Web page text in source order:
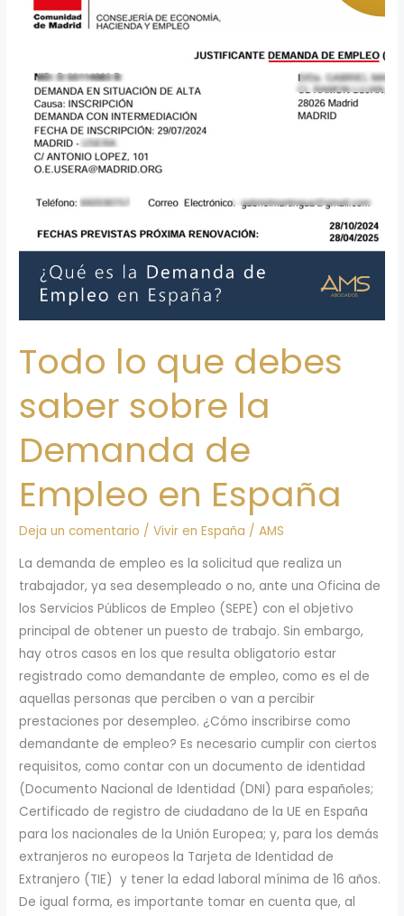
Todo lo que debes
saber sobre la
Demanda de
Empleo en España
Deja un comentario /Vivir en España /AMS
La demanda de empleo es la solicitud que realiza un
trabajador, ya sea desempleado o no, ante una Oficina de
los Servicios Públicos de Empleo (SEPE) con el objetivo
principal de obtener un puesto de trabajo. Sin embargo,
hay otros casos en los que resulta obligatorio estar
registrado como demandante de empleo, como es el de
aquellas personas que perciben o van a percibir
prestaciones por desempleo. ¿Cómo inscribirse como
demandante de empleo? Es necesario cumplir con ciertos
requisitos, como contar con un documento de identidad
(Documento Nacional de Identidad (DNI) para españoles;
Certificado de registro de ciudadano de la UE en España
para los nacionales de la Unión Europea; y, para los demás
extranjeros no europeos la Tarjeta de Identidad de
Extranjero (TIE) y tener la edad laboral mínima de 16 años.
De igual forma, es importante tomar en cuenta que, al
que
debes
sobre
Demanda
de
Empleo